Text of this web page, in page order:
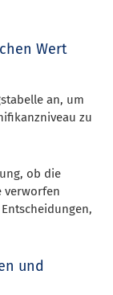
Wert
an, um
zu
ob die
verworfen
und